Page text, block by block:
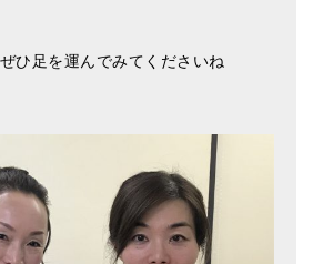
ひ足を運んでみてくださいね